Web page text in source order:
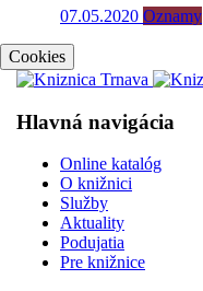
07.05.2020 Oznamy
Cookies
Hlavná navigácia
Online katalóg
O knižnici
Služby
Aktuality
Podujatia
Pre knižnice